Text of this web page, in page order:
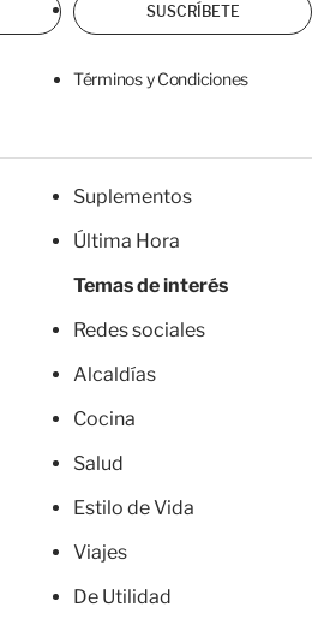
SUSCRÍBETE
Términos y Condiciones
Suplementos
Última Hora
Temas de interés
Redes sociales
Alcaldías
Cocina
Salud
Estilo de Vida
Viajes
De Utilidad